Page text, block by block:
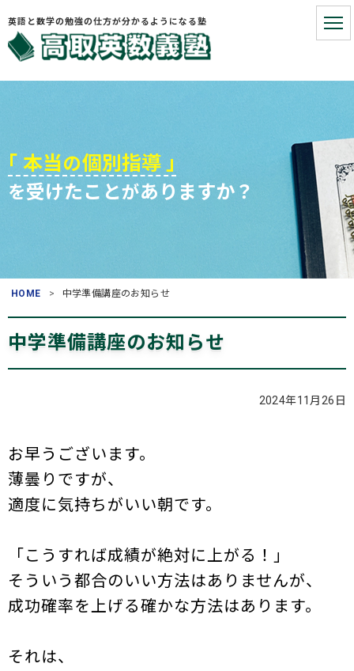
英語と数学の勉強の仕方が分かるようになる塾
｢ 本当の個別指導 ｣
を受けたことがありますか？
HOME 中学準備講座のお知らせ
中学準備講座のお知らせ
2024年11月26日
お早うございます。
薄曇りですが、
適度に気持ちがいい朝です。
「こうすれば成績が絶対に上がる！」
そういう都合のいい方法はありませんが、
成功確率を上げる確かな方法はあります。
それは、
こういうお悩みないですか?
お悩みを解決する3つの手順
よくある質問(入塾・授業料など)
アクセス